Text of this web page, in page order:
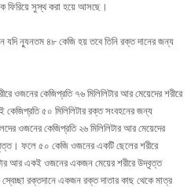
ফিরিয়ে সুস্থ করা হয়ে আসছে।
ন্যুনতম ৪৮ কেজি হয় তবে তিনি রক্ত দানের জন্য
ওজনের কেজিপ্রতি ৭৬ মিলিলিটার আর মেয়েদের শরীরে
কেজিপ্রতি ৫০ মিলিলিটার রক্ত সংবহনের জন্য
ওজনের কেজিপ্রতি ২৬ মিলিলিটার আর মেয়েদের
ফলে ৫০ কেজি ওজনের একটি ছেলের শরীরে
আর একই ওজনের একজন মেয়ের শরীরে উদ্বৃত্ত
রক্তদানে একজন রক্ত দাতার কাছ থেকে মাত্র